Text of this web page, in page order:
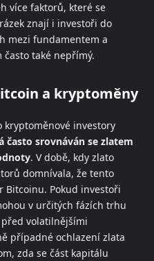
více faktorů, které se
znají i investoři do
mezi fundamentem a
často také nepřímý.
a kryptoměny
kryptoměnové investory
často srovnáván se zlatem
. V době, kdy zlato
domnívala, že tento
Pokud investoři
v určitých fázích trhu
volatilnějšími
případné ochlazení zlata
zda se část kapitálu